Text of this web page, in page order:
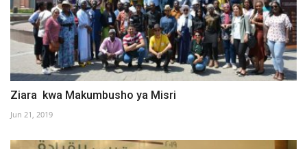
Ziara kwa Makumbusho ya Misri
Jun 21, 2019